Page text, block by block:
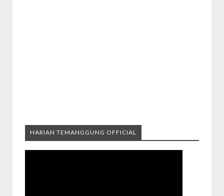
HARIAN TEMANGGUNG OFFICIAL